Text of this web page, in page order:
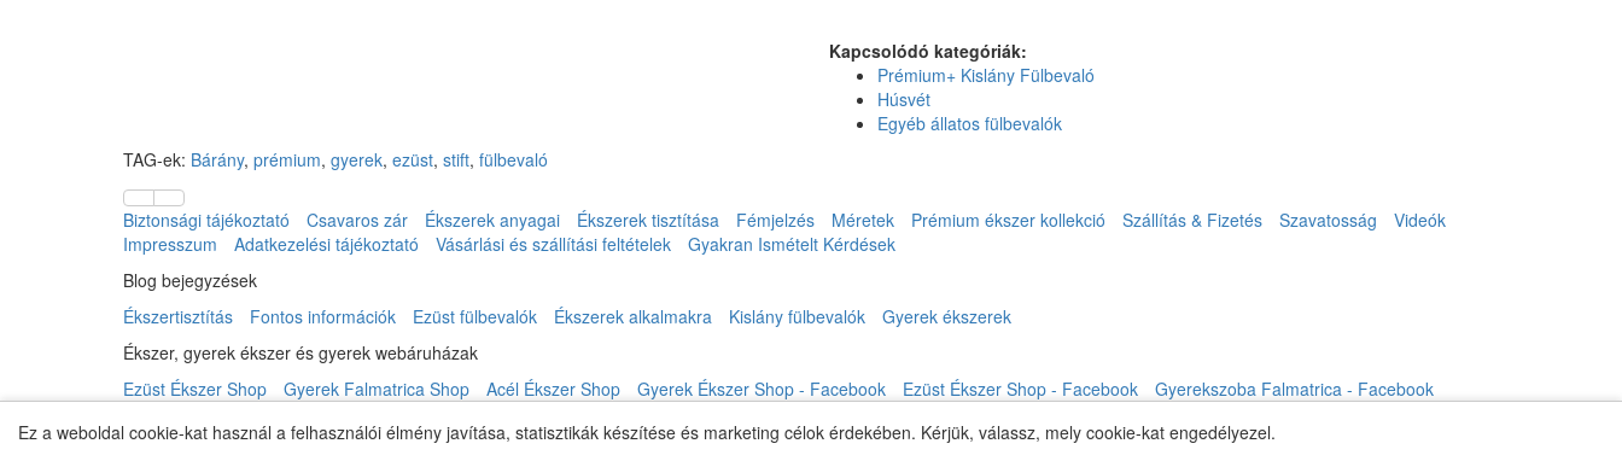
Kapcsolódó kategóriák:
Prémium+ Kislány Fülbevaló
Húsvét
Egyéb állatos fülbevalók
TAG-ek: Bárány, prémium, gyerek, ezüst, stift, fülbevaló
Biztonsági tájékoztató Csavaros zár Ékszerek anyagai Ékszerek tisztítása Fémjelzés Méretek Prémium ékszer kollekció Szállítás & Fizetés Szavatosság
Videók
Impresszum
Adatkezelési tájékoztató Vásárlási és szállítási feltételek
Gyakran Ismételt Kérdések
Blog bejegyzések
Ékszertisztítás
Fontos információk Ezüst fülbevalók Ékszerek alkalmakra Kislány fülbevalók
Gyerek ékszerek
Ékszer, gyerek ékszer és gyerek webáruházak
Ezüst Ékszer Shop
Gyerek Falmatrica Shop Acél Ékszer Shop Gyerek Ékszer Shop - Facebook Ezüst Ékszer Shop - Facebook
Gyerekszoba Falmatrica - Facebook
Fiók & Kapcsolat
Ez a weboldal cookie-kat használ a felhasználói élmény javítása, statisztikák készítése és marketing célok érdekében. Kérjük, válassz, mely cookie-kat engedélyezel.